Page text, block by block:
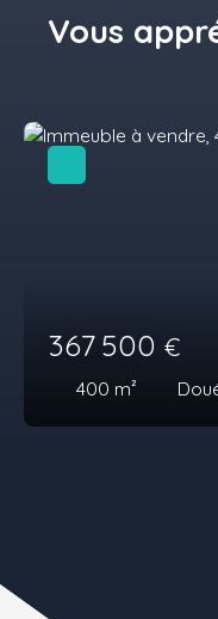
Vous
367 500 €
400 m²